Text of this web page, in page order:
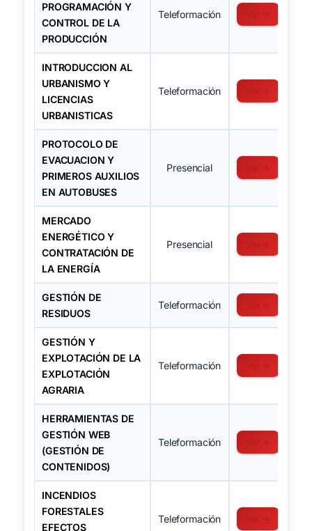
PROGRAMACIÓN Y
CONTROL DE LA
PRODUCCIÓN
Teleformación
INTRODUCCION AL
URBANISMO Y
LICENCIAS
URBANISTICAS
Teleformación
PROTOCOLO DE
EVACUACION Y
PRIMEROS AUXILIOS
EN AUTOBUSES
Presencial
MERCADO
ENERGÉTICO Y
CONTRATACIÓN DE
LA ENERGÍA
Presencial
GESTIÓN DE
RESIDUOS
Teleformación
GESTIÓN Y
EXPLOTACIÓN DE LA
EXPLOTACIÓN
AGRARIA
Teleformación
HERRAMIENTAS DE
GESTIÓN WEB
(GESTIÓN DE
CONTENIDOS)
Teleformación
INCENDIOS
FORESTALES
EFECTOS
Teleformación